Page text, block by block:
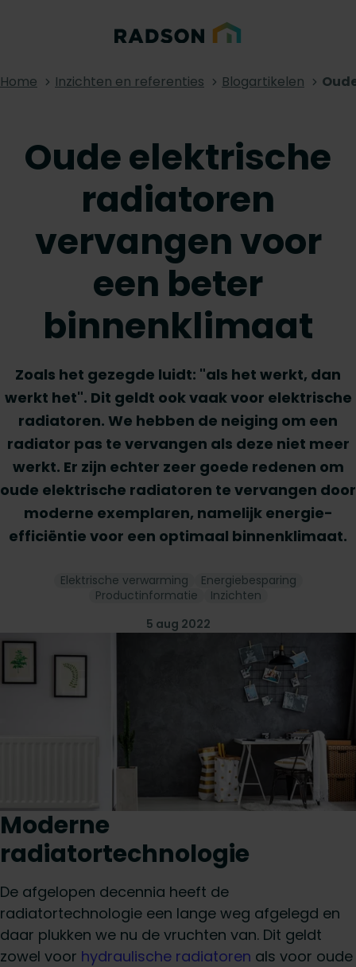
Home Inzichten en referenties Blogartikelen
Oude elektrische
radiatoren
vervangen voor
een beter
binnenklimaat
Zoals het gezegde luidt: "als het werkt, dan
werkt het". Dit geldt ook vaak voor elektrische
radiatoren. We hebben de neiging om een
radiator pas te vervangen als deze niet meer
werkt. Er zijn echter zeer goede redenen om
oude elektrische radiatoren te vervangen door
moderne exemplaren, namelijk energie-
efficiëntie voor een optimaal binnenklimaat.
Elektrische verwarming
Energiebesparing
Productinformatie
Inzichten
5 aug 2022
Moderne
radiatortechnologie
De afgelopen decennia heeft de
radiatortechnologie een lange weg afgelegd en
daar plukken we nu de vruchten van. Dit geldt
zowel voor hydraulische radiatoren als voor oude